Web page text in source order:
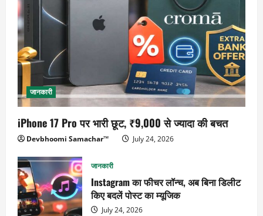
जानकारी
iPhone 17 Pro पर भारी छूट, ₹9,000 से ज्यादा की बचत
Devbhoomi Samachar™ July 24, 2026
जानकारी
Instagram का फीचर लॉन्च, अब बिना डिलीट
किए बदलें पोस्ट का म्यूजिक
July 24, 2026